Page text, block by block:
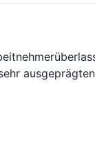
ausgeprägten